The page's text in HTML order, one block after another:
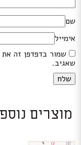
שם
אימייל
שמור בדפדפן זה
שאגיב.
מוצרים